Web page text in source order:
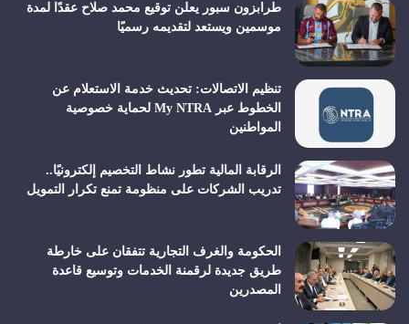
طرابزون سبور يعلن توقيع محمد صلاح عقدًا لمدة
موسمين ويستعد لتقديمه رسميًا
تنظيم الاتصالات: تحديث خدمة الاستعلام عن
الخطوط عبر My NTRA لحماية خصوصية
المواطنين
الرقابة المالية تطور نشاط التخصيم إلكترونيًا..
تدريب الشركات على منظومة تمنع تكرار التمويل
الحكومة والغرف التجارية تتفقان على خارطة
طريق جديدة لرقمنة الخدمات وتوسيع قاعدة
المصدرين